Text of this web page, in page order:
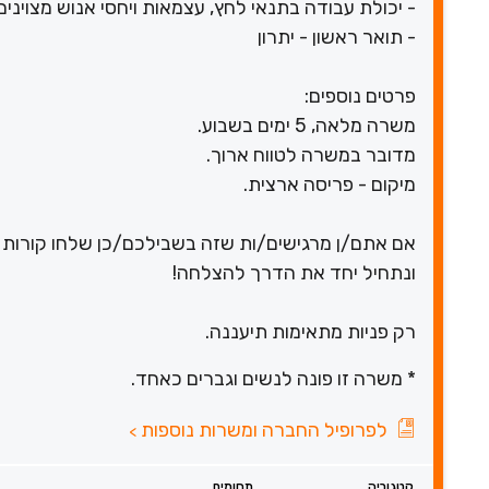
- יכולת עבודה בתנאי לחץ, עצמאות ויחסי אנוש
- תואר ראשון - יתרון
פרטים נוספים:
משרה מלאה, 5 ימים בשבוע.
מדובר במשרה לטווח ארוך.
מיקום - פריסה ארצית.
אם אתם/ן מרגישים/ות שזה בשבילכם/כן שלחו קורות
ונתחיל יחד את הדרך להצלחה!
רק פניות מתאימות תיעננה.
* משרה זו פונה לנשים וגברים כאחד.
לפרופיל החברה ומשרות נוספות >